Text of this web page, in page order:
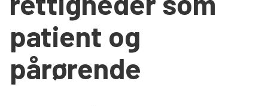
Støt os
patient og
pårørende